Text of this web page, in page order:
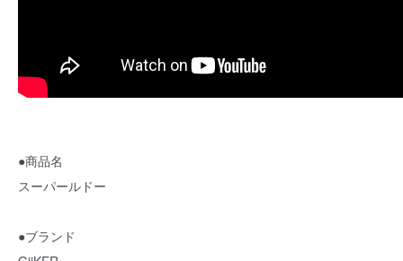
●商品名
スーパールドー
●ブランド